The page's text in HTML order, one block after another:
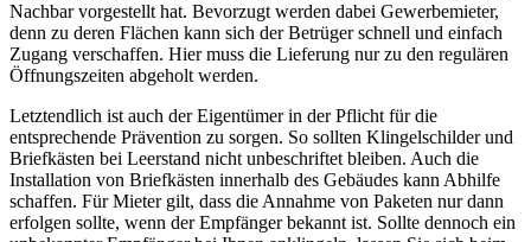
Nachbar vorgestellt hat. Bevorzugt werden dabei Gewerbemieter,
denn zu deren Flächen kann sich der Betrüger schnell und einfach
Zugang verschaffen. Hier muss die Lieferung nur zu den regulären
Öffnungszeiten abgeholt werden.
Letztendlich ist auch der Eigentümer in der Pflicht für die
entsprechende Prävention zu sorgen. So sollten Klingelschilder und
Briefkästen bei Leerstand nicht unbeschriftet bleiben. Auch die
Installation von Briefkästen innerhalb des Gebäudes kann Abhilfe
schaffen. Für Mieter gilt, dass die Annahme von Paketen nur dann
erfolgen sollte, wenn der Empfänger bekannt ist. Sollte dennoch ein